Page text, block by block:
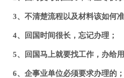
3、不清楚流程以及材料该如何准
4、回国时间很长，忘记办理；
5、回国马上就要找工作，办给
6、企事业单位必须要求办理的；